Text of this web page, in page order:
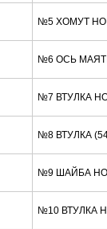
№5 ХОМУТ
№6 ОСЬ
№7 ВТУЛКА
№8 ВТУЛКА
№9 ШАЙБА
№10 ВТУЛКА